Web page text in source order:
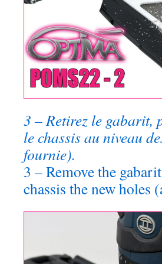
3 – Retirez le gabarit,
le chassis au niveau
fournie).
3 – Remove the
chassis the new